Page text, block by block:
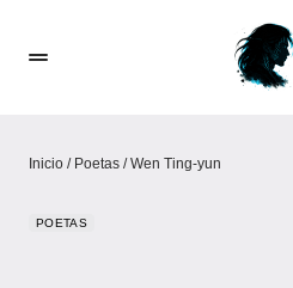
Inicio / Poetas /Wen Ting-yun
POETAS